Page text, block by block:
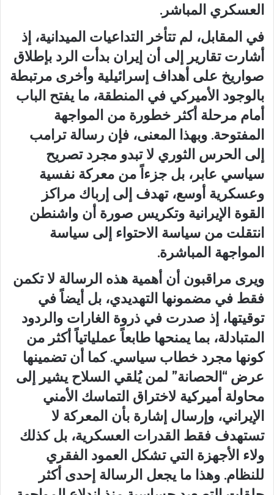
العسكري المباشر.
في المقابل، لم تتأخر التداعيات الميدانية، إذ
أشارت تقارير إلى أن إيران بدأت الرد بإطلاق
صواريخ على أهداف إسرائيلية وأخرى مرتبطة
بالوجود الأميركي في المنطقة، ما يفتح الباب
أمام مرحلة أكثر خطورة من المواجهة
المفتوحة. وبهذا المعنى، فإن رسالة ترامب
إلى الحرس الثوري لا تبدو مجرد تصريح
سياسي عابر، بل جزءاً من معركة نفسية
وعسكرية أوسع، تهدف إلى إرباك مراكز
القوة الإيرانية وتكريس صورة أن واشنطن
انتقلت من سياسة الاحتواء إلى سياسة
المواجهة المباشرة.
ويرى مراقبون أن أهمية هذه الرسالة لا تكمن
فقط في مضمونها التهديدي، بل أيضاً في
توقيتها، إذ صدرت في ذروة الغارات والردود
المتبادلة، بما يمنحها طابعاً عملياتياً أكثر من
كونها مجرد خطاب سياسي. كما أن تضمينها
عرض “الحصانة” لمن يُلقي السلاح يشير إلى
محاولة أميركية لاختراق التماسك الأمني
الإيراني، وإرسال إشارة بأن المعركة لا
تستهدف فقط القدرات العسكرية، بل كذلك
ولاء الأجهزة التي تشكل العمود الفقري
للنظام. وهذا ما يجعل الرسالة إحدى أكثر